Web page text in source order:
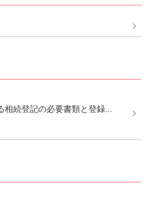
相続登記の必要書類と登録...